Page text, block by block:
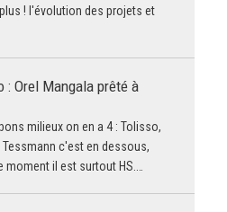
! l'évolution des projets et
: Orel Mangala prêté à
milieux on en a 4 : Tolisso,
Tessmann c'est en dessous,
moment il est surtout HS.…